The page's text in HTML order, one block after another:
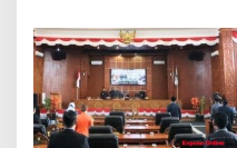
2026/2027 degan Gemilang